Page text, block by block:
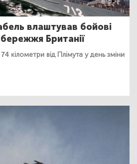
влаштував бойові
Британії
кілометри від Плімута у день зміни